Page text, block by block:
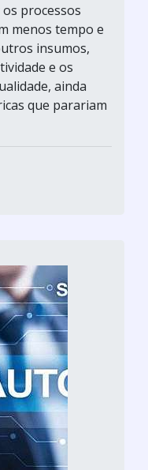
processos
menos tempo e
insumos,
e os
ainda
que parariam